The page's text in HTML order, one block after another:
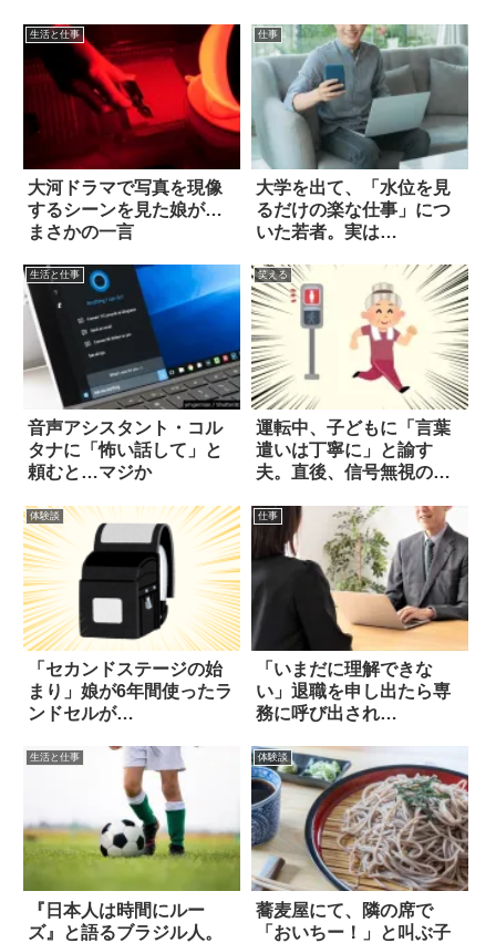
生活と仕事
大河ドラマで写真を現像
するシーンを見た娘が…
まさかの一言
仕事
大学を出て、「水位を見
るだけの楽な仕事」につ
いた若者。実は…
生活と仕事
音声アシスタント・コル
タナに「怖い話して」と
頼むと…マジか
笑える
運転中、子どもに「言葉
遣いは丁寧に」と諭す
夫。直後、信号無視の老
体験談
「セカンドステージの始
まり」娘が6年間使ったラ
ンドセルが…
仕事
「いまだに理解できな
い」退職を申し出たら専
務に呼び出され…
生活と仕事
『日本人は時間にルー
ズ』と語るブラジル人。
体験談
蕎麦屋にて、隣の席で
「おいちー！」と叫ぶ子